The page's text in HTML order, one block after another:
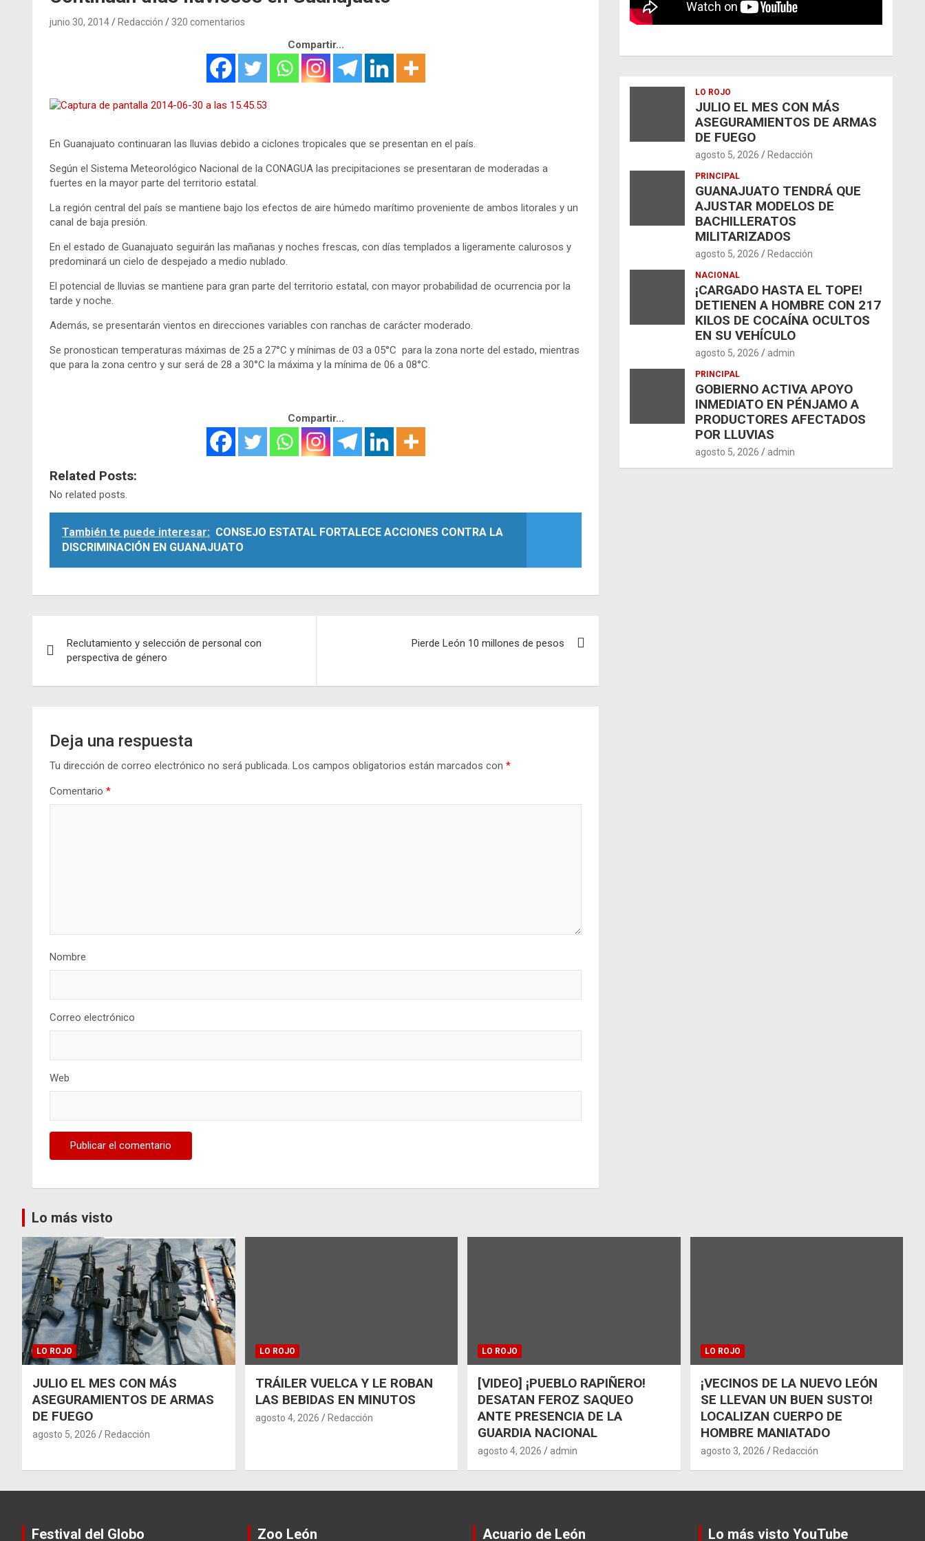
junio 30, 2014 Redacción 320 comentarios
Compartir...
En Guanajuato continuaran las lluvias debido a ciclones tropicales que se presentan en el país.
Según el Sistema Meteorológico Nacional de la CONAGUA las precipitaciones se presentaran de moderadas a
fuertes en la mayor parte del territorio estatal.
La región central del país se mantiene bajo los efectos de aire húmedo marítimo proveniente de ambos litorales y un
canal de baja presión.
En el estado de Guanajuato seguirán las mañanas y noches frescas, con días templados a ligeramente calurosos y
predominará un cielo de despejado a medio nublado.
El potencial de lluvias se mantiene para gran parte del territorio estatal, con mayor probabilidad de ocurrencia por la
tarde y noche.
Además, se presentarán vientos en direcciones variables con ranchas de carácter moderado.
Se pronostican temperaturas máximas de 25 a 27°C y mínimas de 03 a 05°C para la zona norte del estado, mientras
que para la zona centro y sur será de 28 a 30°C la máxima y la mínima de 06 a 08°C.
Compartir...
Related Posts:
No related posts.
También te puede interesar: CONSEJO ESTATAL FORTALECE ACCIONES CONTRA LA
DISCRIMINACIÓN EN GUANAJUATO
de
entradas
Reclutamiento y selección de personal con
perspectiva de género
Pierde León 10 millones de pesos
Deja una respuesta
Tu dirección de correo electrónico no será publicada. Los campos obligatorios están marcados con *
Comentario *
Nombre
Correo electrónico
Web
LO ROJO
JULIO EL MES CON MÁS
ASEGURAMIENTOS DE ARMAS
DE FUEGO
agosto 5, 2026 Redacción
PRINCIPAL
GUANAJUATO TENDRÁ QUE
AJUSTAR MODELOS DE
BACHILLERATOS
MILITARIZADOS
agosto 5, 2026 Redacción
NACIONAL
¡CARGADO HASTA EL TOPE!
DETIENEN A HOMBRE CON 217
KILOS DE COCAÍNA OCULTOS
EN SU VEHÍCULO
agosto 5, 2026 admin
PRINCIPAL
GOBIERNO ACTIVA APOYO
INMEDIATO EN PÉNJAMO A
PRODUCTORES AFECTADOS
POR LLUVIAS
agosto 5, 2026 admin
Lo más visto
LO ROJO
JULIO EL MES CON MÁS
ASEGURAMIENTOS DE ARMAS
DE FUEGO
agosto 5, 2026 Redacción
LO ROJO
TRÁILER VUELCA Y LE ROBAN
LAS BEBIDAS EN MINUTOS
agosto 4, 2026 Redacción
LO ROJO
[VIDEO] ¡PUEBLO RAPIÑERO!
DESATAN FEROZ SAQUEO
ANTE PRESENCIA DE LA
GUARDIA NACIONAL
agosto 4, 2026 admin
LO ROJO
¡VECINOS DE LA NUEVO LEÓN
SE LLEVAN UN BUEN SUSTO!
LOCALIZAN CUERPO DE
HOMBRE MANIATADO
agosto 3, 2026 Redacción
Festival del Globo Zoo León Acuario de León Lo más visto YouTube